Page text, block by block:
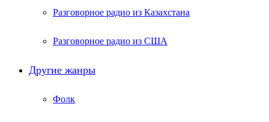
Разговорное радио из Казахстана
Разговорное радио из США
Другие жанры
Фолк